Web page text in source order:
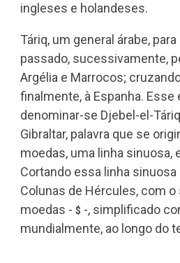
ingleses e holandeses.
Táriq, um general árabe,
passado, sucessivamente,
Argélia e Marrocos;
finalmente, à Espanha.
denominar-se Djebel-el-
Gibraltar, palavra que se
moedas, uma linha
Cortando essa linha
Colunas de Hércules, com
moedas - $ -, simplificado
mundialmente, ao longo do